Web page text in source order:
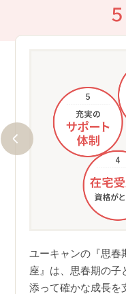
ユーキャンの『思春
座』は、思春期の子
添って確かな成長を